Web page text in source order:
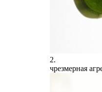
2.
чрезмерная